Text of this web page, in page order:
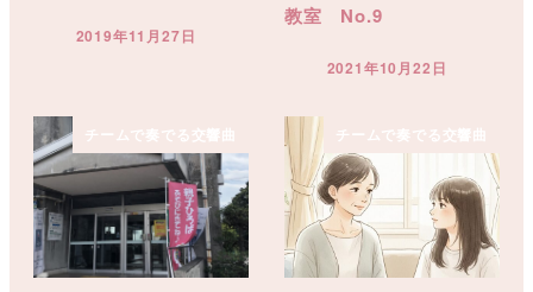
投稿日
2019年11月27日
教室 No.9
投稿日
2021年10月22日
チームで奏でる交響曲 チームで奏でる交響曲